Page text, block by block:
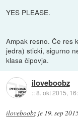
YES PLEASE.
Ampak resno. Če res
jedra) sticki, sigurno
klasa čipovja.
iloveboobz
::8. okt 2015,
iloveboobz je 19. sep